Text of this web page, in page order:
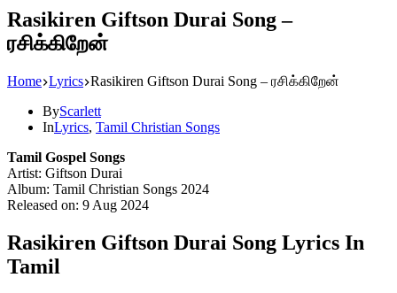
Rasikiren Giftson Durai Song –
ரசிக்கிறேன்
Home Lyrics Rasikiren Giftson Durai Song – ரசிக்கிறேன்
ByScarlett
InLyrics, Tamil Christian Songs
Tamil Gospel Songs
Artist: Giftson Durai
Album: Tamil Christian Songs 2024
Released on: 9 Aug 2024
Rasikiren Giftson Durai Song Lyrics In
Tamil